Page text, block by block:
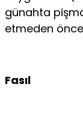
günahta
etmeden önce
Fasıl